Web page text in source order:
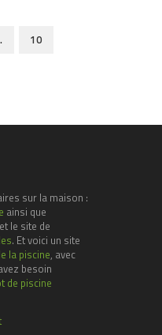
10
sur la maison :
ainsi que
et le site de
. Et voici un site
la piscine, avec
besoin
de piscine